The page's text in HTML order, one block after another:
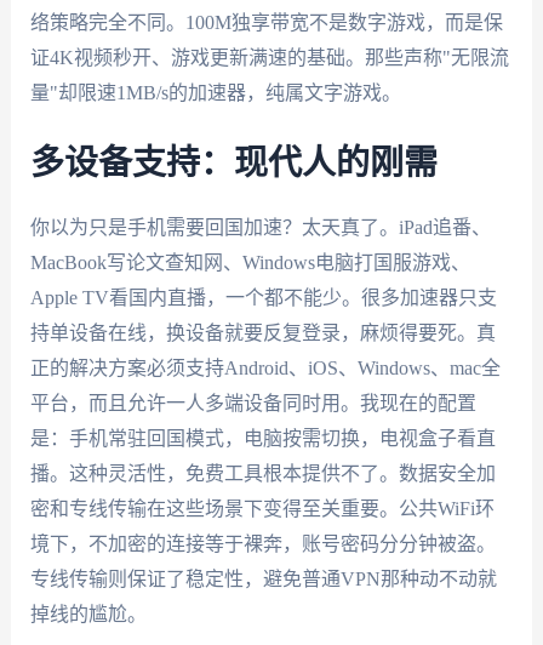
络策略完全不同。100M独享带宽不是数字游戏，而是保
证4K视频秒开、游戏更新满速的基础。那些声称"无限流
量"却限速1MB/s的加速器，纯属文字游戏。
多设备支持：现代人的刚需
你以为只是手机需要回国加速？太天真了。iPad追番、
MacBook写论文查知网、Windows电脑打国服游戏、
Apple TV看国内直播，一个都不能少。很多加速器只支
持单设备在线，换设备就要反复登录，麻烦得要死。真
正的解决方案必须支持Android、iOS、Windows、mac全
平台，而且允许一人多端设备同时用。我现在的配置
是：手机常驻回国模式，电脑按需切换，电视盒子看直
播。这种灵活性，免费工具根本提供不了。数据安全加
密和专线传输在这些场景下变得至关重要。公共WiFi环
境下，不加密的连接等于裸奔，账号密码分分钟被盗。
专线传输则保证了稳定性，避免普通VPN那种动不动就
掉线的尴尬。